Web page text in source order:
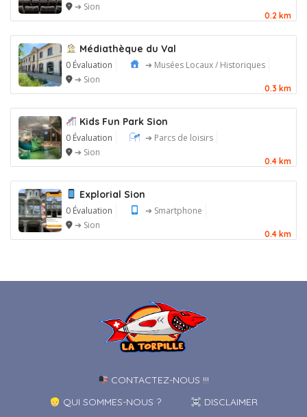
➔ Sion
0.2 km
Médiathèque du Val
0 Évaluation
➔ Musées Locaux / Historiques
➔ Sion
0.3 km
Kids Fun Park Sion
0 Évaluation
➔ Parcs de loisirs
➔ Sion
0.4 km
Explorial Sion
0 Évaluation
➔ Smartphone
➔ Sion
0.4 km
CONTACTEZ-NOUS !!!
QUI SOMMES-NOUS ?
DISCLAIMER